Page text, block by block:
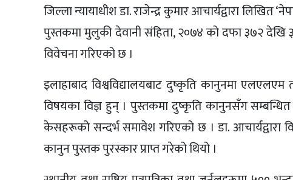
जिल्ला न्यायाधीश डा. राजेन्द्र कुमार आचार्यद्वारा लिखित
पुस्तकमा मुलुकी देवानी संहिता, २०७४ को दफा ३७२ देखि
विवेचना गरिएको छ ।
इलाहाबाद विश्वविद्यालयबाट दुष्कृति कानुनमा एलएलएम
विषयका विज्ञ हुन् । पुस्तकमा दुष्कृति कानुनसँग
केसहरूको सन्दर्भ समावेश गरिएको छ । डा. आचार्यद्वारा
कानुन पुस्तक पुरस्कार प्राप्त गरेको थियो ।